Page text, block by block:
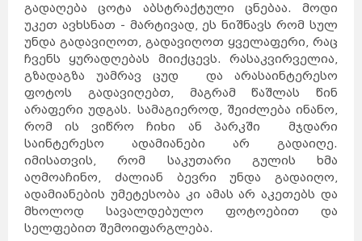
გადაღება ცოტა აბსტრაქტული ცნებაა. მოდი
უკეთ ავხსნათ - მარტივად, ეს ნიშნავს რომ სულ
უნდა გადავიღოთ, გადავიღოთ ყველაფერი, რაც
ჩვენს ყურადღებას მიიქცევს. რასაკვირველია,
გზადაგზა უამრავ ცუდ და არასაინტერესო
ფოტოს გადავიღებთ, მაგრამ წაშლას წინ
არაფერი უდგას. სამაგიეროდ, შეიძლება ინანო,
რომ ის ვიწრო ჩიხი ან პარკში მჯდარი
საინტერესო ადამიანები არ გადაიღე.
იმისათვის, რომ საკუთარი გულის ხმა
აღმოაჩინო, ძალიან ბევრი უნდა გადაიღო,
ადამიანების უმეტესობა კი ამას არ აკეთებს და
მხოლოდ სავალდებულო ფოტოებით და
სელფებით შემოიფარგლება.